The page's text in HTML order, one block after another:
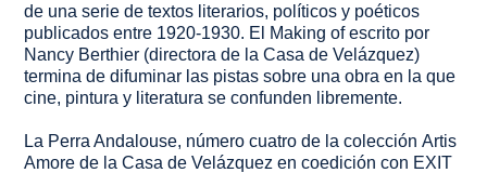
de una serie de textos literarios, políticos y poéticos
publicados entre 1920-1930. El Making ofescrito por
Nancy Berthier (directora de la Casa de Velázquez)
termina de difuminar las pistas sobre una obra en la que
cine, pintura y literatura se confunden libremente.
La Perra Andalouse, número cuatro de la colecciónArtis
Amore de la Casa de Velázquez en coedición con EXIT